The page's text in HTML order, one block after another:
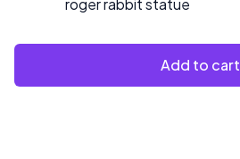
roger rabbit statue
Add to cart